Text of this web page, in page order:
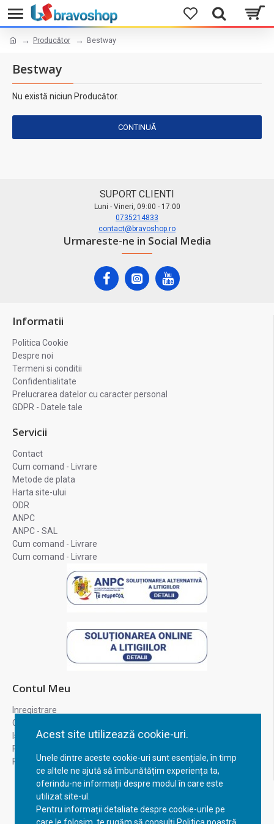
Acest site utilizează cookie-uri.
Unele dintre aceste cookie-uri sunt esențiale, în timp
ce altele ne ajută să îmbunătățim experiența ta,
oferindu-ne informații despre modul în care este
utilizat site-ul.
Pentru informații detaliate despre cookie-urile pe
Producător Bestway
Bestway
Nu există niciun Producător.
CONTINUĂ
SUPORT CLIENTI
Luni - Vineri, 09:00 - 17:00
0735214833
contact@bravoshop.ro
Urmareste-ne in Social Media
Informatii
Politica Cookie
Despre noi
Termeni si conditii
Confidentialitate
Prelucrarea datelor cu caracter personal
GDPR - Datele tale
Servicii
Contact
Cum comand - Livrare
Metode de plata
Harta site-ului
ODR
ANPC
ANPC - SAL
Cum comand - Livrare
Cum comand - Livrare
Contul Meu
Inregistrare
Contul meu
Istoric comenzi
Recuperare parola
Returnare produs